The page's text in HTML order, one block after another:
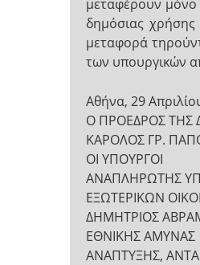
μεταφέρουν μόνο
δημόσιας
μεταφορά
των υπουργικών
Αθήνα, 29
Ο ΠΡΟΕΔΡΟΣ ΤΗΣ
ΚΑΡΟΛΟΣ ΓΡ.
ΟΙ ΥΠΟΥΡΓΟΙ
ΑΝΑΠΛΗΡΩΤΗΣ
ΕΞΩΤΕΡΙΚΩΝ
ΔΗΜΗΤΡΙΟΣ
ΕΘΝΙΚΗΣ ΑΜΥΝΑΣ
ΑΝΑΠΤΥΞΗΣ,